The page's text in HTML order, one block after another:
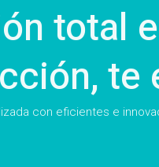
total
te
con eficientes e